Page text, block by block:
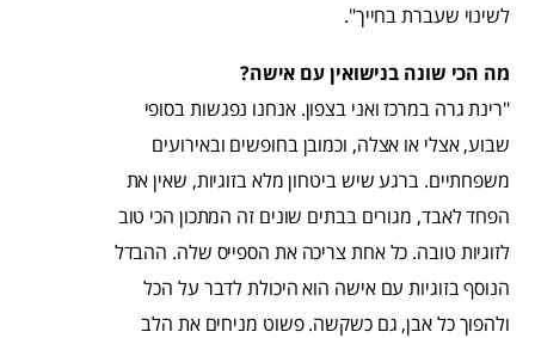
לשינוי שעברת בחייך".
מה הכי שונה בנישואין עם אישה?
"רינת גרה במרכז ואני בצפון. אנחנו נפגשות בסופי
שבוע, אצלי או אצלה, וכמובן בחופשים ובאירועים
משפחתיים. ברגע שיש ביטחון מלא בזוגיות, שאין את
הפחד לאבד, מגורים בבתים שונים זה המתכון הכי טוב
לזוגיות טובה. כל אחת צריכה את הספייס שלה. ההבדל
הנוסף בזוגיות עם אישה הוא היכולת לדבר על הכל
ולהפוך כל אבן, גם כשקשה. פשוט מניחים את הלב